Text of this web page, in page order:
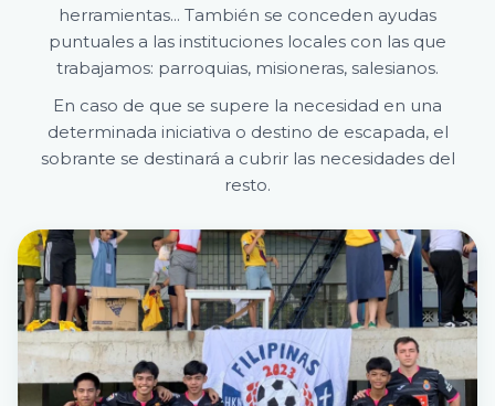
herramientas... También se conceden ayudas
puntuales a las instituciones locales con las que
trabajamos: parroquias, misioneras, salesianos.
En caso de que se supere la necesidad en una
determinada iniciativa o destino de escapada, el
sobrante se destinará a cubrir las necesidades del
resto.